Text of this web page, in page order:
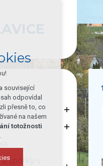
spolky v
související
odpovídal
přesně to, co
na našem
totožnosti